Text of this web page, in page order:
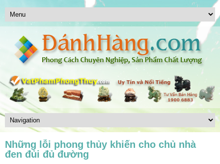
Những lỗi phong thủy khiến cho chủ nhà
đen đủi đủ đường